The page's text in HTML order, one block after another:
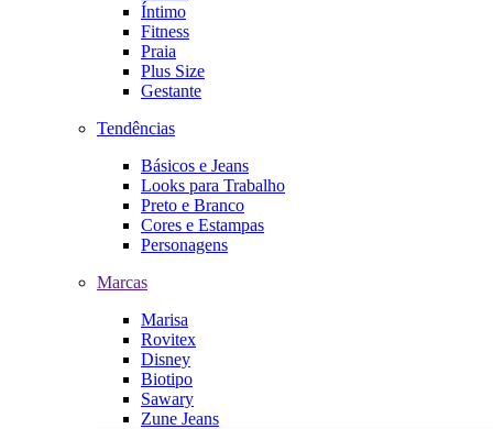
Íntimo
Fitness
Praia
Plus Size
Gestante
Tendências
Básicos e Jeans
Looks para Trabalho
Preto e Branco
Cores e Estampas
Personagens
Marcas
Marisa
Rovitex
Disney
Biotipo
Sawary
Zune Jeans